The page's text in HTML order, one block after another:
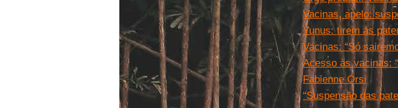
Vacinas, apelo:
Yunus: tirem as
Vacinas: “Só
Acesso às vacinas:
Fabienne Orsi
“Suspensão das